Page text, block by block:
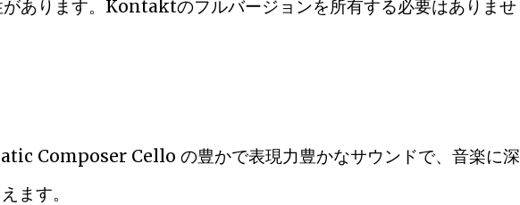
あります。Kontaktのフルバージョンを所有する必要はありませ
Composer Cello の豊かで表現力豊かなサウンドで、音楽に深
ます。